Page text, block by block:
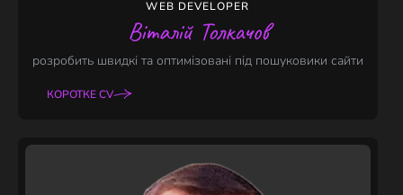
WEB DEVELOPER
Віталій Толкачов
розробить швидкі та оптимізовані під пошуковики сайти
КОРОТКЕ CV